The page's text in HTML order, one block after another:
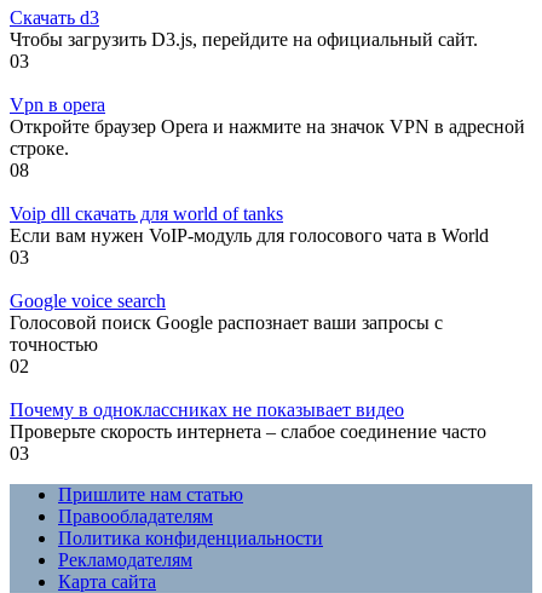
Скачать d3
Чтобы загрузить D3.js, перейдите на официальный сайт.
03
Vpn в opera
Откройте браузер Opera и нажмите на значок VPN в адресной
строке.
08
Voip dll скачать для world of tanks
Если вам нужен VoIP-модуль для голосового чата в World
03
Google voice search
Голосовой поиск Google распознает ваши запросы с
точностью
02
Почему в одноклассниках не показывает видео
Проверьте скорость интернета – слабое соединение часто
03
Пришлите нам статью
Правообладателям
Политика конфиденциальности
Рекламодателям
Карта сайта